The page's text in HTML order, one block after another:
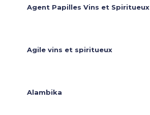
Agent Papilles Vins et Spiritueux
Agile vins et spiritueux
Alambika